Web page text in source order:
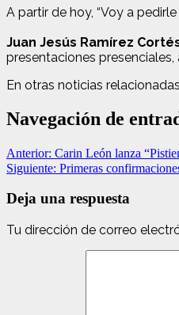
A partir de hoy, “Voy a
Juan Jesús Ramírez
presentaciones
En otras noticias
Navegación de
Anterior: Carin León lanza
Siguiente: Primeras
Deja una respuesta
Tu dirección de correo